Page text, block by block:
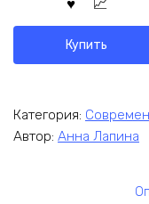
Купить
Категория:
Автор: Анна Лапина